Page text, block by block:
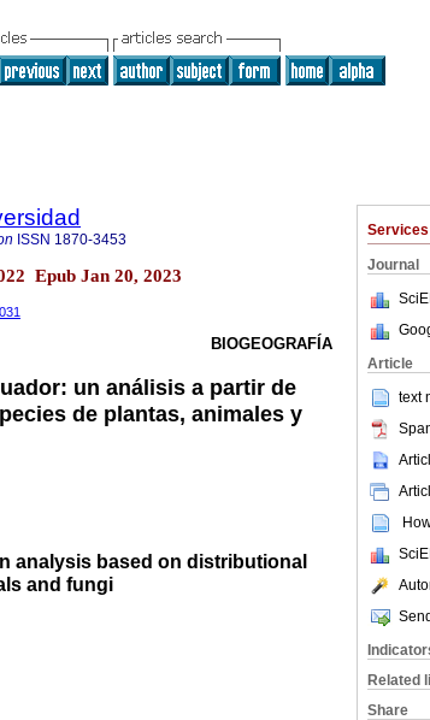
Services
Journal
Article
text
Related
Share
ISSN 1870-3453
Epub Jan 20, 2023
BIOGEOGRAFÍA
un análisis a partir de
de plantas, animales y
analysis based on distributional
and fungi